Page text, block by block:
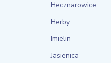
Hecznarowice
Herby
Imielin
Jasienica